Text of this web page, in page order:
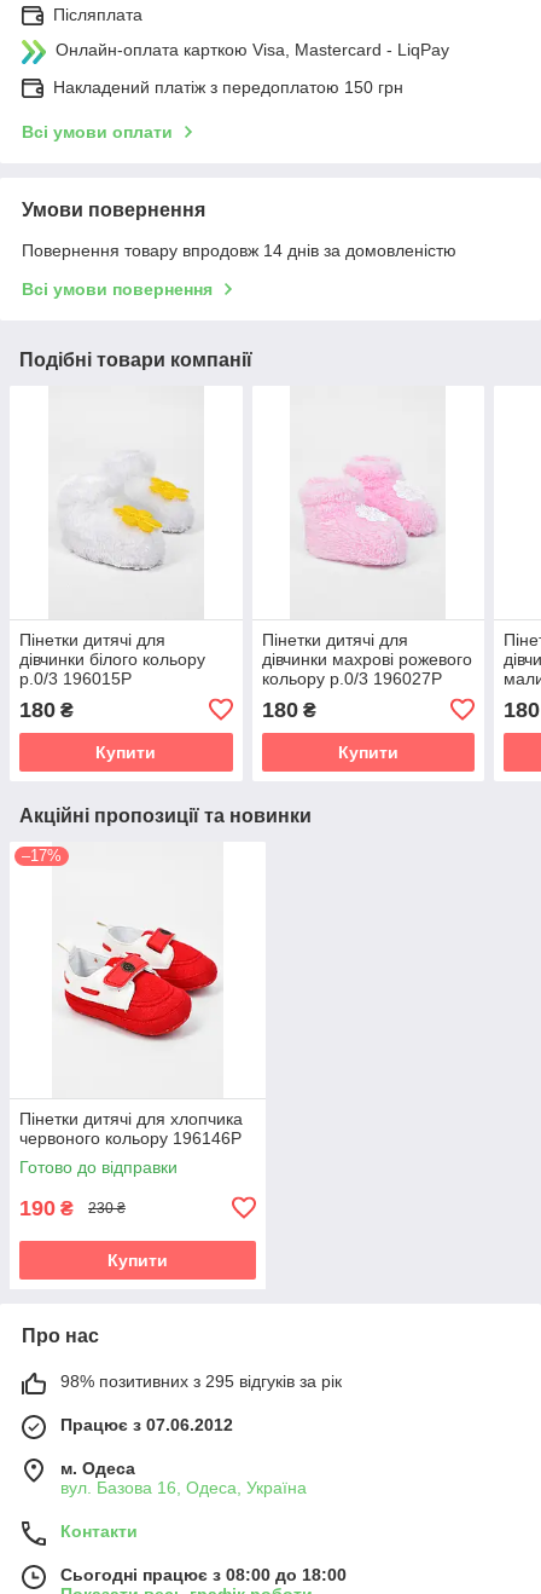
Післяплата
Онлайн-оплата карткою Visa, Mastercard - LiqPay
Накладений платіж з передоплатою 150 грн
Всі умови оплати
Умови повернення
Повернення товару впродовж 14 днів за домовленістю
Всі умови повернення
Подібні товари компанії
Пінетки дитячі для
дівчинки білого кольору
р.0/3 196015P
180 ₴
Купити
Пінетки дитячі для
дівчинки махрові рожевого
кольору р.0/3 196027P
180₴
Купити
180
Акційні пропозиції та новинки
–17%
Пінетки дитячі для хлопчика
червоного кольору 196146P
Готово до відправки
190 ₴ 230 ₴
Купити
Про нас
98% позитивних з 295 відгуків за рік
Працює з 07.06.2012
м. Одеса
вул. Базова 16, Одеса, Україна
Контакти
Сьогодні працює з 08:00 до 18:00